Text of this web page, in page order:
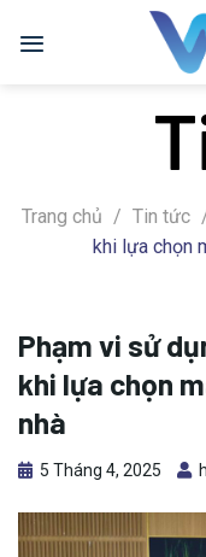
qua
Trang chủ / Tin tức
khi lựa chọn
Phạm vi sử
khi lựa chọn
nhà
5 Tháng 4, 2025